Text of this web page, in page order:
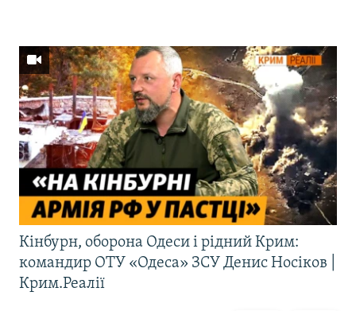
Кінбурн, оборона Одеси і рідний Крим:
командир ОТУ «Одеса» ЗСУ Денис Носіков |
Крим.Реалії